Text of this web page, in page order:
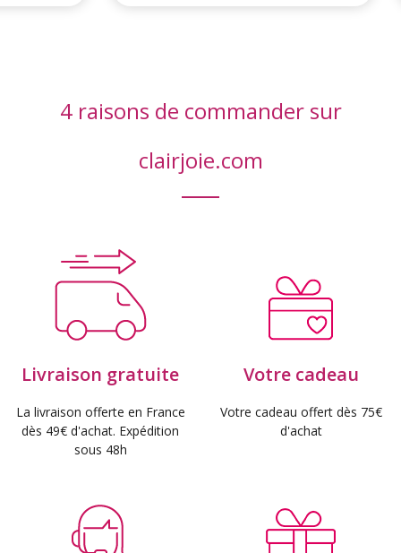
4 raisons de commander sur
clairjoie.com
Livraison gratuite
La livraison offerte en France
dès 49€ d'achat. Expédition
sous 48h
Votre cadeau
Votre cadeau offert dès 75€
d'achat